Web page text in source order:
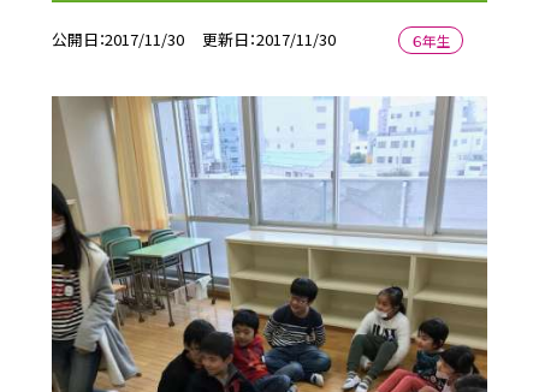
公開日 2017/11/30 更新日 2017/11/30 ６年生